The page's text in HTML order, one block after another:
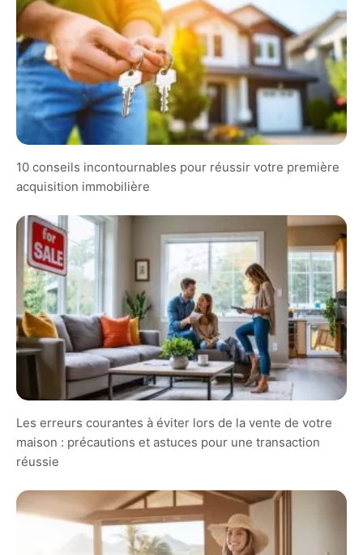
10 conseils incontournables pour réussir votre première
acquisition immobilière
Les erreurs courantes à éviter lors de la vente de votre
maison : précautions et astuces pour une transaction
réussie